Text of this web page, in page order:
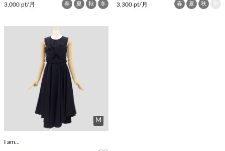
3,000 pt/月 春 夏 秋 冬 3,300 pt/月 春 夏 秋
M
I am...